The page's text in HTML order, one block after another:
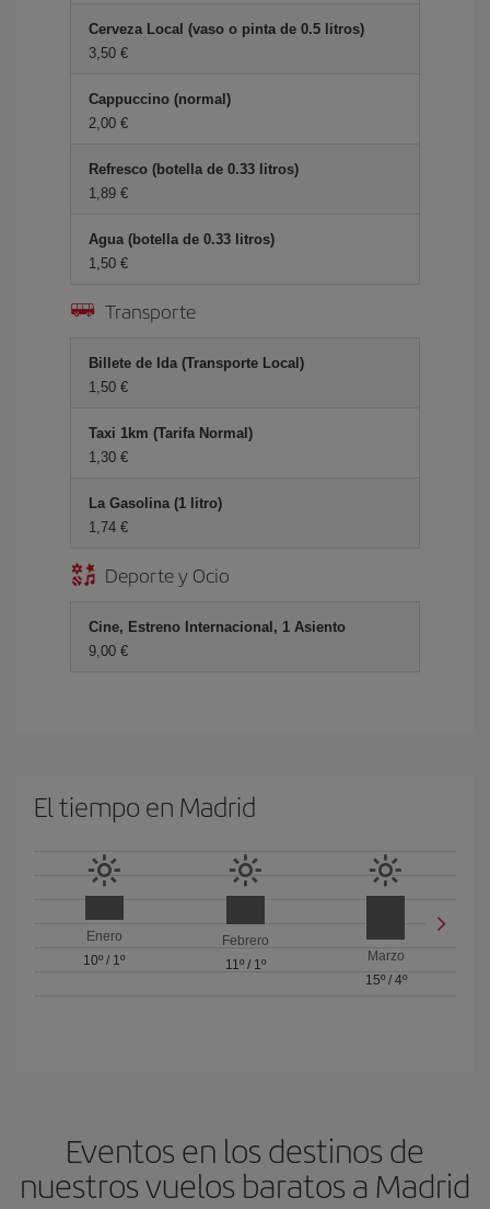
Cerveza Local (vaso o pinta de 0.5 litros)
3,50 €
Cappuccino (normal)
2,00 €
Refresco (botella de 0.33 litros)
1,89 €
Agua (botella de 0.33 litros)
1,50 €
Transporte
Billete de Ida (Transporte Local)
1,50 €
Taxi 1km (Tarifa Normal)
1,30 €
La Gasolina (1 litro)
1,74 €
Deporte y Ocio
Cine, Estreno Internacional, 1 Asiento
9,00 €
El tiempo en Madrid
Enero
10º / 1º
Febrero
11º/ 1º
Marzo
15º/ 4º
Eventos en los destinos de
nuestros vuelos baratos a Madrid